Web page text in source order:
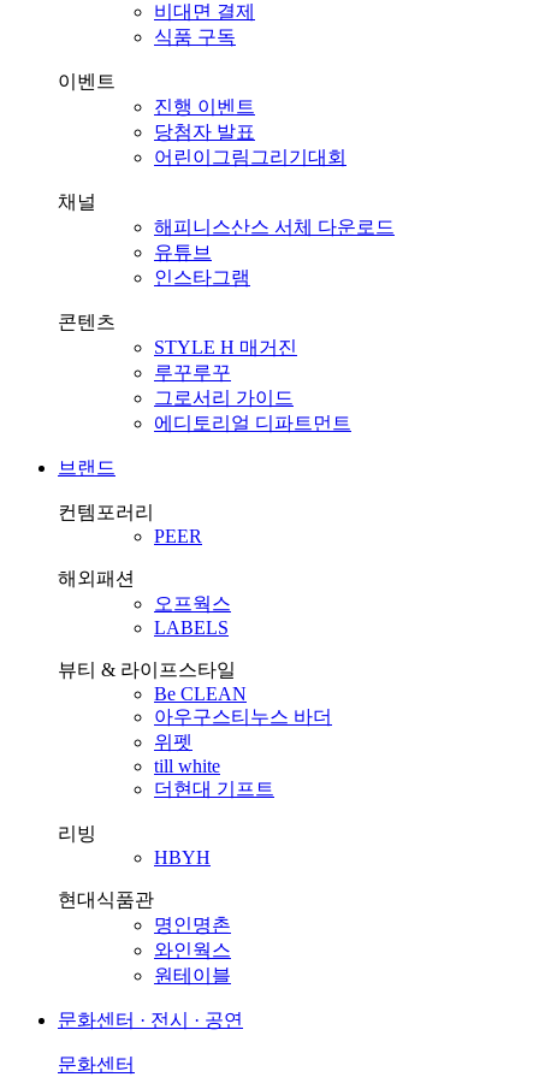
비대면 결제
식품 구독
이벤트
진행 이벤트
당첨자 발표
어린이그림그리기대회
채널
해피니스산스 서체 다운로드
유튜브
인스타그램
콘텐츠
STYLE H 매거진
루꾸루꾸
그로서리 가이드
에디토리얼 디파트먼트
브랜드
컨템포러리
PEER
해외패션
오프웍스
LABELS
뷰티 & 라이프스타일
Be CLEAN
아우구스티누스 바더
위펫
till white
더현대 기프트
리빙
HBYH
현대식품관
명인명촌
와인웍스
원테이블
문화센터 · 전시 · 공연
문화센터